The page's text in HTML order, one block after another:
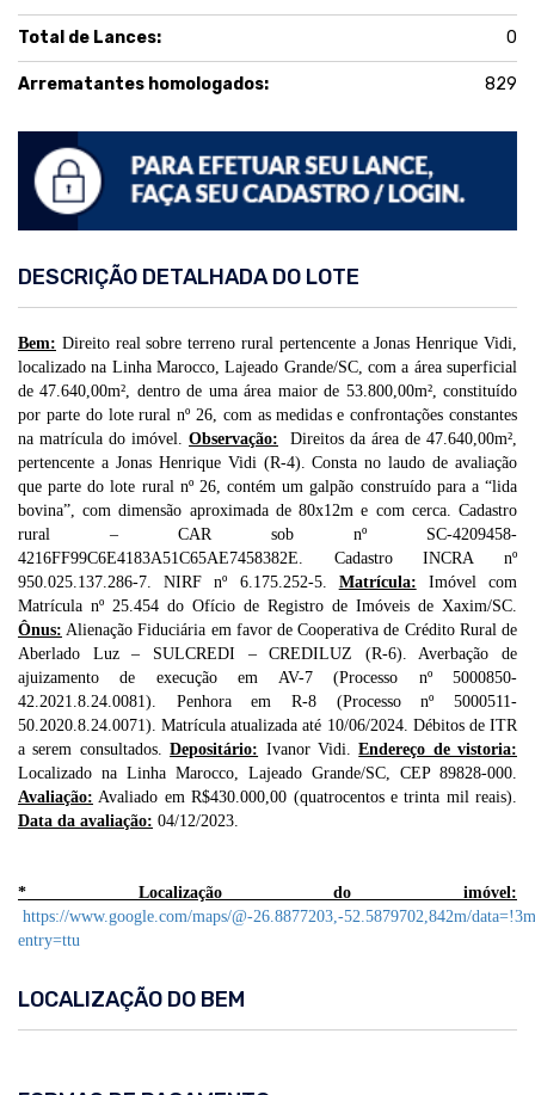
Total de Lances: 0
Arrematantes homologados: 829
DESCRIÇÃO DETALHADA DO LOTE
Bem: Direito real sobre terreno rural pertencente aJonas Henrique Vidi,
localizado na Linha Marocco, Lajeado Grande/SC, com a área superficial
de 47.640,00m², dentro de uma área maior de 53.800,00m², constituído
por parte do lote rural nº 26, com as medidas e confrontações constantes
na matrícula do imóvel. Observação:
Direitos da área de 47.640,00m²,
pertencente a Jonas Henrique Vidi (R-4). Consta no laudo de avaliação
que parte do lote rural nº 26, contém um galpão construído para a “lida
bovina”, com dimensão aproximada de 80x12m e com cerca. Cadastro
rural – CAR sob nº SC-4209458-
4216FF99C6E4183A51C65AE7458382E. Cadastro INCRA nº
950.025.137.286-7. NIRF nº 6.175.252-5. Matrícula: Imóvel com
Matrícula nº 25.454 do Ofício de Registro de Imóveis de Xaxim/SC.
Ônus: Alienação Fiduciária em favor de Cooperativa de Crédito Rural de
Aberlado Luz – SULCREDI – CREDILUZ (R-6). Averbação de
ajuizamento de execução em AV-7 (Processo nº 5000850-
42.2021.8.24.0081). Penhora em R-8 (Processo nº 5000511-
50.2020.8.24.0071). Matrícula atualizada até 10/06/2024. Débitos de ITR
a serem consultados.Depositário: Ivanor Vidi.Endereço de vistoria:
Localizado na Linha Marocco, Lajeado Grande/SC, CEP 89828-000.
Avaliação: Avaliado em R$430.000,00 (quatrocentos e trinta mil reais).
Data da avaliação: 04/12/2023.
* Localização do imóvel:
https://www.google.com/maps/@-26.8877203,-52.5879702,842m/
entry=ttu
LOCALIZAÇÃO DO BEM